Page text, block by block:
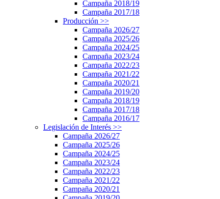
Campaña 2018/19
Campaña 2017/18
Producción >>
Campaña 2026/27
Campaña 2025/26
Campaña 2024/25
Campaña 2023/24
Campaña 2022/23
Campaña 2021/22
Campaña 2020/21
Campaña 2019/20
Campaña 2018/19
Campaña 2017/18
Campaña 2016/17
Legislación de Interés >>
Campaña 2026/27
Campaña 2025/26
Campaña 2024/25
Campaña 2023/24
Campaña 2022/23
Campaña 2021/22
Campaña 2020/21